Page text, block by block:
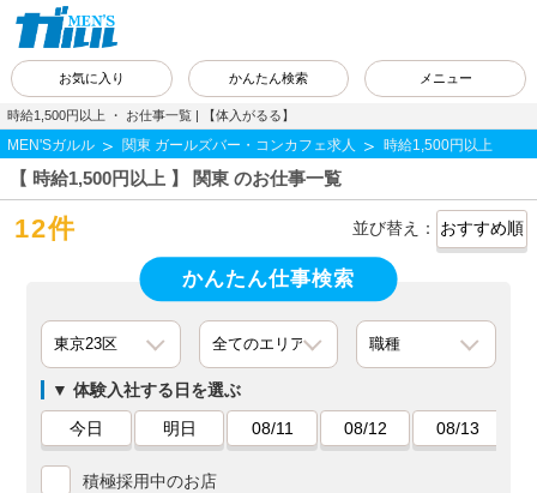
お気に入り かんたん検索 メニュー
時給1,500円以上 ・ お仕事一覧 | 【体入がるる】
MEN'Sガルル 関東 ガールズバー・コンカフェ求人 時給1,500円以上
【 時給1,500円以上 】 関東 のお仕事一覧
12件 並び替え：
かんたん仕事検索
体験入社する日を選ぶ
今日
明日 08/11 08/12 08/13
積極採用中のお店